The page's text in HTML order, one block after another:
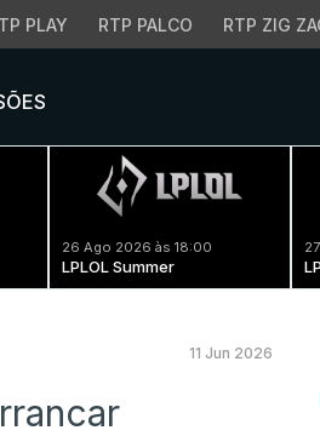
PLAY RTP PALCO RTP ZIG
26 Ago 2026 às 18:00
LPLOL Summer
11 Jun 2026